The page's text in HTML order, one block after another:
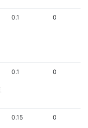
0.1 0
0.1 0
0.15 0